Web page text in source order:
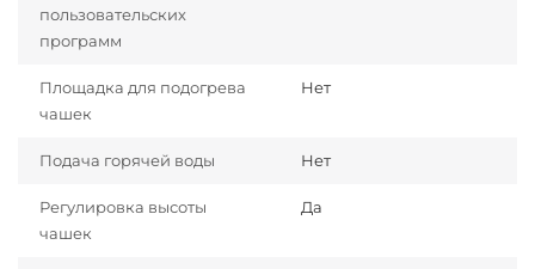
пользовательских
программ
Площадка для подогрева
чашек
Нет
Подача горячей воды Нет
Регулировка высоты
чашек
Да